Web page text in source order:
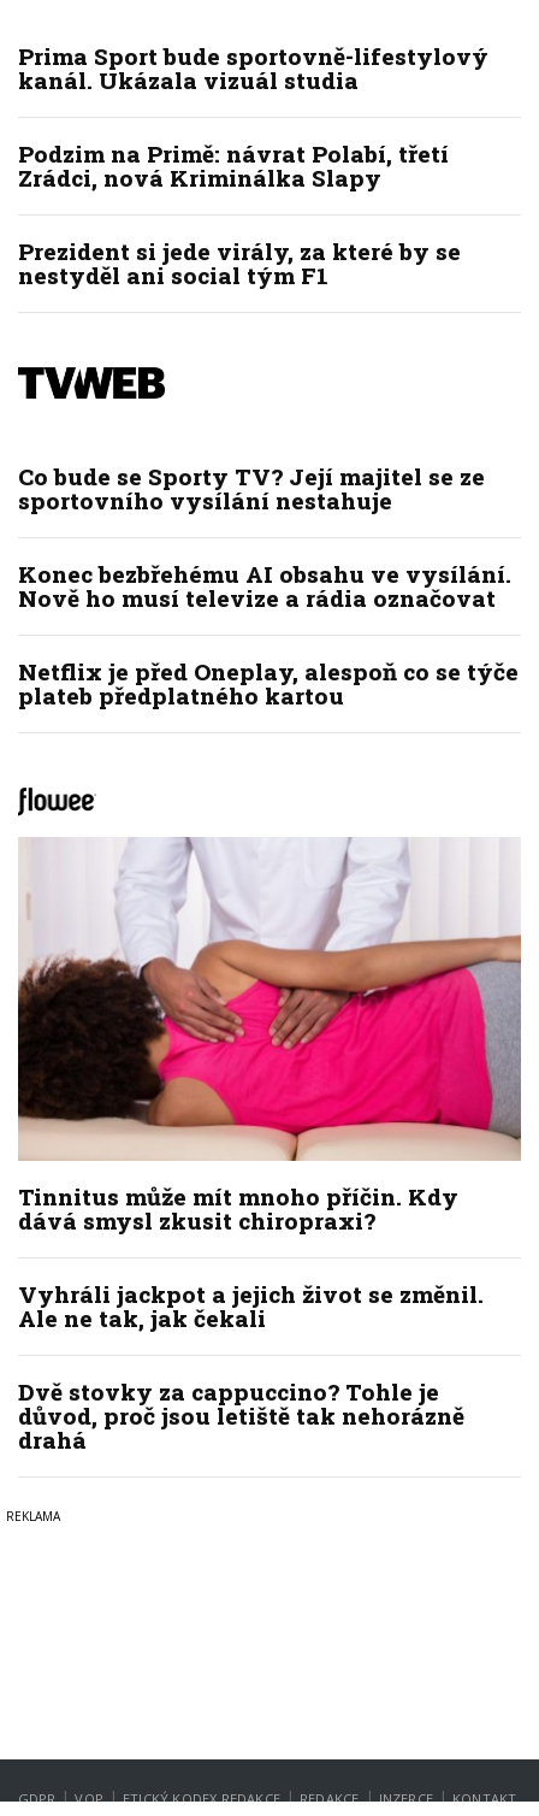
Prima Sport bude sportovně-lifestylový
kanál. Ukázala vizuál studia
Podzim na Primě: návrat Polabí, třetí
Zrádci, nová Kriminálka Slapy
Prezident si jede virály, za které by se
nestyděl ani social tým F1
Co bude se Sporty TV? Její majitel se ze
sportovního vysílání nestahuje
Konec bezbřehému AI obsahu ve vysílání.
Nově ho musí televize a rádia označovat
Netflix je před Oneplay, alespoň co se týče
plateb předplatného kartou
Tinnitus může mít mnoho příčin. Kdy
dává smysl zkusit chiropraxi?
Vyhráli jackpot a jejich život se změnil.
Ale ne tak, jak čekali
Dvě stovky za cappuccino? Tohle je
důvod, proč jsou letiště tak nehorázně
drahá
GDPR | VOP | ETICKÝ KODEX REDAKCE | REDAKCE | INZERCE | KONTAKT